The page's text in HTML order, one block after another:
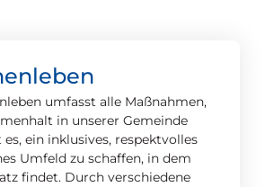
umfasst alle Maßnahmen,
in unserer Gemeinde
ein inklusives, respektvolles
Umfeld zu schaffen, in dem
findet. Durch verschiedene